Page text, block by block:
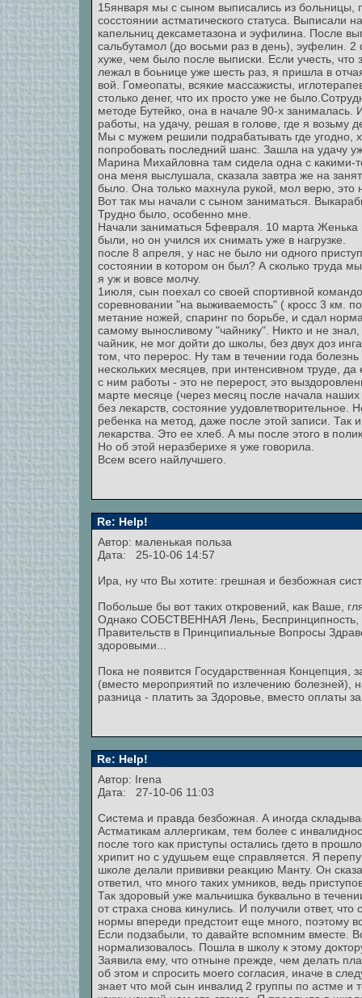
15января мы с сыном выписались из больницы,
сосстоянии астматического статуса. Выписали
капельниц дексаметазона и эуфилина. После
сальбутамол (до восьми раз в день), эуфелин.
хуже, чем было после выписки. Если учесть, что
лежал в боьнице уже шесть раз, я пришла в
вой. Гомеопаты, всякие массажисты,
столько денег, что их просто уже не
методе Бутейко, она в начале 90-х занималась.
работы, на удачу, решая в голове, где я возьму
Мы с мужем решили подрабатывать где угодно,
попробовать последний шанс. Зашла на удачу
Марина Михайловна там сидела одна с какими-
она меня выслушала, сказала завтра же на
было. Она только махнула рукой, мол верю, это
Вот так мы начали с сыном заниматься.
Трудно было, особенно мне.
Начали заниматься 5февраля. 10 марта
были, но он учился их снимать уже в нагрузке.
после 8 апреля, у нас не было ни одного
состоянии в котором он был? А сколько труда
я уж и вовсе молчу.
1июля, сын поехал со своей спортивной
соревновании "на выживаемость" ( кросс 3 км.
метание ножей, спаринг по борьбе, и сдал
самому выносливому "чайнику". Никто и не
чайник, не мог дойти до школы, без двух доз
том, что перерос. Ну там в течении года
нескольких месяцев, при интенсивном труде,
с ним работы - это не перерост, это
марте месяце (через месяц после начала
без лекарств, состояние уудовлетворительное.
ребенка на метод, даже после этой записи.
лекарства. Это ее хлеб. А мы после этого в
Но об этой неразберихе я уже говорила.
Всем всего найлучшего.
Re: Help!
Автор: маленькая польза
Дата: 25-10-06 14:57
Ира, ну что Вы хотите: грешная и безбожная
Побольше бы вот таких откровений, как Ваше,
Однако СОБСТВЕННАЯ Лень, Беспринципность,
Правительств в Принципиальные Вопросы
здоровыми...
Пока не появится Государственная Концепция,
(вместо мероприятий по излечению болезней),
разница - платить за Здоровье, вместо оплаты
Re: Help!
Автор: Irena
Дата: 27-10-06 11:03
Система и правда безбожная. А иногда
Астматикам аллергикам, тем более с
после того как приступы остались гдето в
хрипит но с удушьем еще справляется. Я
школе делали прививки реакцию Манту. Он
ответил, что много таких умников, ведь
Так здоровый уже мальчишка буквально в
от страха снова кинулись. И получили ответ,
нормы впереди предстоит еще много, поэтому
Если подзабыли, то давайте вспомним вместе.
нормализовалось. Пошла в школу к этому
Заявила ему, что отныне прежде, чем делать
об этом и спросить моего согласия, иначе в
знает что мой сын инвалид 2 группы по астме и